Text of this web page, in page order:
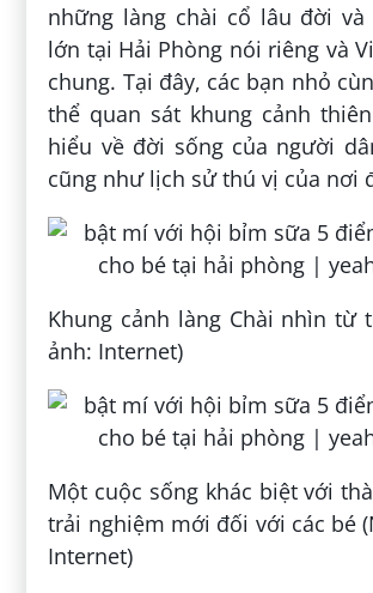
những làng chài cổ lâu đời
lớn tại Hải Phòng nói riêng và
chung. Tại đây, các bạn nhỏ
thể quan sát khung cảnh
hiểu về đời sống của người
cũng như lịch sử thú vị của nơi
Khung cảnh làng Chài nhìn từ
ảnh: Internet)
Một cuộc sống khác biệt với
trải nghiệm mới đối với các bé
Internet)